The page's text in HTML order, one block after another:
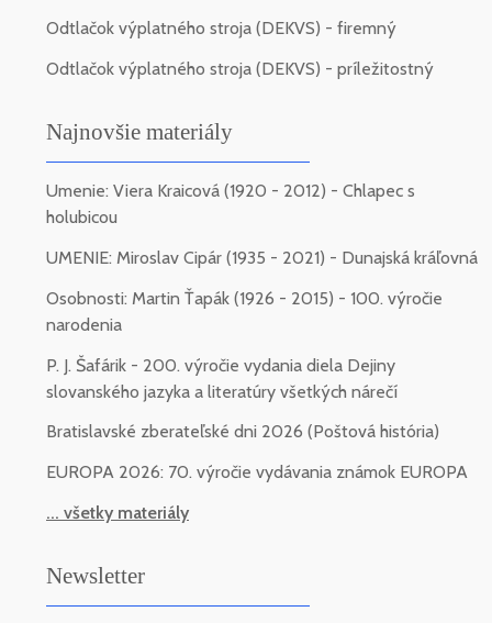
Odtlačok výplatného stroja (DEKVS) - firemný
Odtlačok výplatného stroja (DEKVS) - príležitostný
Najnovšie materiály
Umenie: Viera Kraicová (1920 - 2012) - Chlapec s
holubicou
UMENIE: Miroslav Cipár (1935 - 2021) - Dunajská kráľovná
Osobnosti: Martin Ťapák (1926 - 2015) - 100. výročie
narodenia
P. J. Šafárik - 200. výročie vydania diela Dejiny
slovanského jazyka a literatúry všetkých nárečí
Bratislavské zberateľské dni 2026 (Poštová história)
EUROPA 2026: 70. výročie vydávania známok EUROPA
... všetky materiály
Newsletter